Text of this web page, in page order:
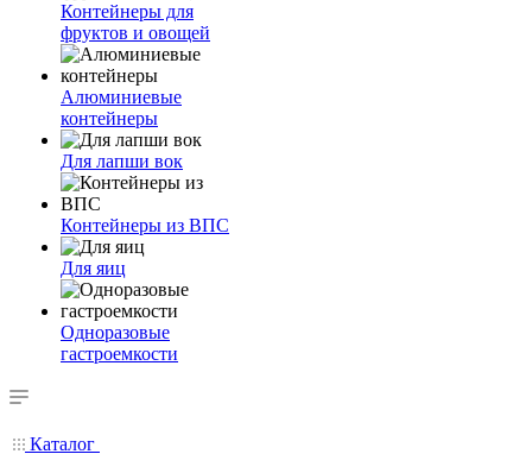
Контейнеры для
фруктов и овощей
Алюминиевые
контейнеры
Для лапши вок
Контейнеры из ВПС
Для яиц
Одноразовые
гастроемкости
Каталог